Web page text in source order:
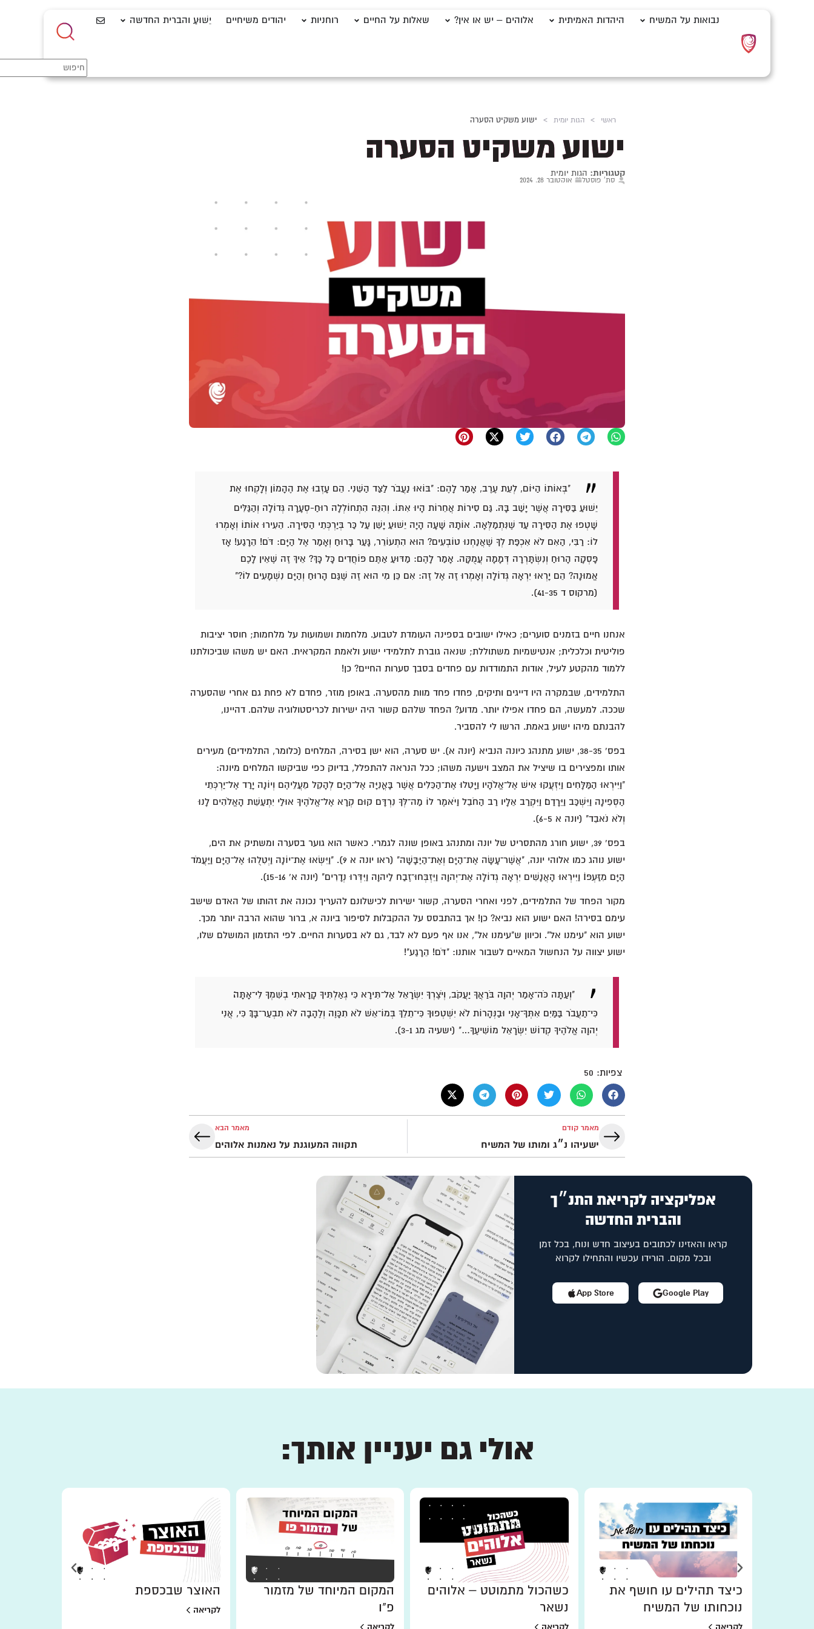
נבואות על המשיח היהדות האמיתית אלוהים – יש או אין? שאלות על החיים רוחניות יהודים משיחיים יֵשׁוּעַ והברית החדשה
ראשי > הגות יומית > ישוע משקיט הסערה
ישוע משקיט הסערה
קטגוריות: הגות יומית
סת' פוסטל אוקטובר 28, 2024
"בְּאוֹתוֹ הַיּוֹם, לְעֵת עֶרֶב, אָמַר לָהֶם: "בּוֹאוּ נַעֲבֹר לַצַּד הַשֵּׁנִי. הֵם עָזְבוּ אֶת הֶהָמוֹן וְלָקְחוּ אֶת
יֵשׁוּעַ בַּסִּירָה אֲשֶׁר יָשַׁב בָּהּ. גַּם סִירוֹת אֲחֵרוֹת הָיוּ אִתּוֹ. וְהִנֵּה הִתְחוֹלְלָה רוּחַ-סְעָרָה גְּדוֹלָה וְהַגַּלִּים
שָׁטְפוּ אֶת הַסִּירָה עַד שֶׁנִּתְמַלְּאָה. אוֹתָהּ שָׁעָה הָיָה יֵשׁוּעַ יָשֵׁן עַל כַּר בְּיַרְכְּתֵי הַסִּירָה. הֵעִירוּ אוֹתוֹ וְאָמְרוּ
לוֹ: רַבִּי, הַאִם לֹא אִכְפַּת לְךָ שֶׁאֲנַחְנוּ טוֹבְעִים? הוּא הִתְעוֹרֵר, גָּעַר בָּרוּחַ וְאָמַר אֶל הַיָּם: דֹּם! הֵרָגַע! אָז
פָּסְקָה הָרוּחַ וְנִשְׂתָּרְרָה דְּמָמָה עֲמֻקָּה. אָמַר לָהֶם: מַדּוּעַ אַתֶּם פּוֹחֲדִים כָּל כָּךְ? אֵיךְ זֶה שֶׁאֵין לָכֶם
אֱמוּנָה? הֵם יָרְאוּ יִרְאָה גְּדוֹלָה וְאָמְרוּ זֶה אֶל זֶה: אִם כֵּן מִי הוּא זֶה שֶׁגַּם הָרוּחַ וְהַיָּם נִשְׁמָעִים לוֹ?"
(מרקוס ד 41-35).
אנחנו חיים בזמנים סוערים; כאילו ישובים בספינה העומדת לטבוע. מלחמות ושמועות על מלחמות; חוסר יציבות
פוליטית וכלכלית; אנטישמיות משתוללת; שנאה גוברת לתלמידי ישוע ולאמת המקראית. האם יש משהו שביכולתנו
ללמוד מהקטע לעיל, אודות התמודדות עם פחדים בסבך סערות החיים? כן!
התלמידים, שבמקרה היו דייגים ותיקים, פחדו פחד מוות מהסערה. באופן מוזר, פחדם לא פחת גם אחרי שהסערה
שככה. למעשה, הם פחדו אפילו יותר. מדוע? הפחד שלהם קשור היה ישירות לכריסטולוגיה שלהם. דהיינו,
להבנתם מיהו ישוע באמת. הרשו לי להסביר.
בפס' 38-35, ישוע מתנהג כיונה הנביא (יונה א). יש סערה, הוא ישן בסירה, המלחים (כלומר, התלמידים) מעירים
אותו ומפצירים בו שיציל את המצב וישעה משהו; ככל הנראה להתפלל, בדיוק כפי שביקשו המלחים מיונה:
"וַיִּירְאוּ הַמַּלָּחִים וַיִּזְעֲקוּ אִישׁ אֶל־אֱלֹהָיו וַיָּטִלוּ אֶת־הַכֵּלִים אֲשֶׁר בָּאֳנִיָּה אֶל־הַיָּם לְהָקֵל מֵעֲלֵיהֶם וְיוֹנָה יָרַד אֶל־יַרְכְּתֵי
הַסְּפִינָה וַיִּשְׁכַּב וַיֵּרָדַם׃ וַיִּקְרַב אֵלָיו רַב הַחֹבֵל וַיֹּאמֶר לוֹ מַה־לְּךָ נִרְדָּם קוּם קְרָא אֶל־אֱלֹהֶיךָ אוּלַי יִתְעַשֵּׁת הָאֱלֹהִים לָנוּ
וְלֹא נֹאבֵד" (יונה א 6-5).
בפס' 39, ישוע חורג מהתסריט של יונה ומתנהג באופן שונה לגמרי. כאשר הוא גוער בסערה ומשתיק את הים,
ישוע נוהג כמו אלוהי יונה, "אֲשֶׁר־עָשָׂה אֶת־הַיָּם וְאֶת־הַיַּבָּשָׁה" (ראו יונה א 9). "וַיִּשְׂאוּ אֶת־יוֹנָה וַיְטִלֻהוּ אֶל־הַיָּם וַיַּעֲמֹד
הַיָּם מִזַּעְפּוֹ׃ וַיִּירְאוּ הָאֲנָשִׁים יִרְאָה גְדוֹלָה אֶת־יְהוָה וַיִּזְבְּחוּ־זֶבַח לַיהוָה וַיִּדְּרוּ נְדָרִים" (יונה א' 15-16).
מקור הפחד של התלמידים, לפני ואחרי הסערה, קשור ישירות לכישלונם להעריך נכונה את זהותו של האדם שישב
עימם בסירה! האם ישוע הוא נביא? כן! אך בהתבסס על ההקבלות לסיפור ביונה א, ברור שהוא הרבה יותר מכך.
ישוע הוא "עימנו אל". וכיוון ש"עימנו אל", אנו אף פעם לא לבד, גם לא בסערות החיים. לפי התזמון המושלם שלו,
ישוע יצווה על הנחשול המאיים לשבור אותנו: "דֹּם! הֵרָגַע"!
"וְעַתָּה כֹּה־אָמַר יְהוָה בֹּרַאֲךָ יַעֲקֹב, וְיֹצֶרְךָ יִשְׂרָאֵל אַל־תִּירָא כִּי גְאַלְתִּיךָ קָרָאתִי בְשִׁמְךָ לִי־אָתָּה׃
כִּי־תַעֲבֹר בַּמַּיִם אִתְּךָ־אָנִי וּבַנְּהָרוֹת לֹא יִשְׁטְפוּךָ כִּי־תֵלֵךְ בְּמוֹ־אֵשׁ לֹא תִכָּוֶה וְלֶהָבָה לֹא תִבְעַר־בָּךְ׃ כִּי, אֲנִי
יְהוָה אֱלֹהֶיךָ קְדוֹשׁ יִשְׂרָאֵל מוֹשִׁיעֶךָ…" (ישעיה מג 3-1).
צפיות: 50
מאמר קודם
ישעיהו נ״ג ומותו של המשיח
מאמר הבא
תקווה המעוגנת על נאמנות אלוהים
אפליקציה לקריאת התנ״ך
והברית החדשה
קראו והאזינו לכתובים בעיצוב חדש ונוח, בכל זמן
ובכל מקום. הורידו עכשיו והתחילו לקרוא
App Store Google Play
אולי גם יעניין אותך:
כיצד תהילים עו חושף את
נוכחותו של המשיח
כשהכול מתמוטט – אלוהים
נשאר
המקום המיוחד של מזמור
פ"ו
האוצר שבכספת
לקריאה